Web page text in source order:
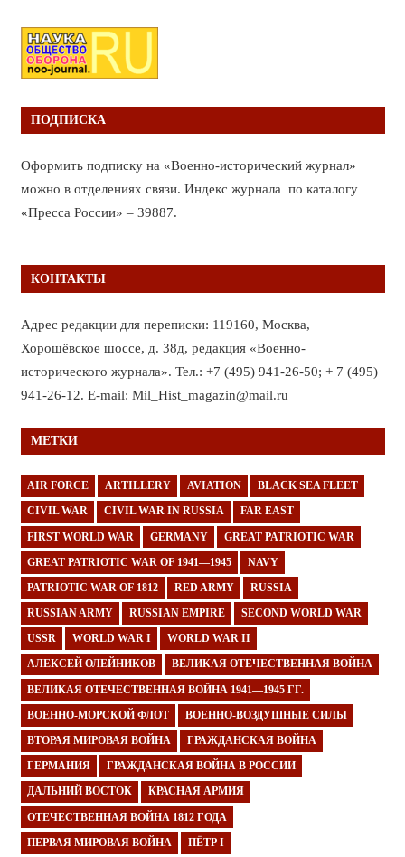
ПОДПИСКА
Оформить подписку на «Военно-исторический журнал»
можно в отделениях связи. Индекс журнала по каталогу
«Пресса России» – 39887.
КОНТАКТЫ
Адрес редакции для переписки: 119160, Москва,
Хорошёвское шоссе, д. 38д, редакция «Военно-
исторического журнала». Тел.: +7 (495) 941-26-50; + 7 (495)
941-26-12. E-mail: Mil_Hist_magazin@mail.ru
МЕТКИ
AIR FORCE ARTILLERY AVIATION BLACK SEA FLEET
CIVIL WAR CIVIL WAR IN RUSSIA FAR EAST
FIRST WORLD WAR GERMANY GREAT PATRIOTIC WAR
GREAT PATRIOTIC WAR OF 1941—1945 NAVY
PATRIOTIC WAR OF 1812 RED ARMY RUSSIA
RUSSIAN ARMY RUSSIAN EMPIRE SECOND WORLD WAR
USSR WORLD WAR I WORLD WAR II
АЛЕКСЕЙ ОЛЕЙНИКОВ ВЕЛИКАЯ ОТЕЧЕСТВЕННАЯ ВОЙНА
ВЕЛИКАЯ ОТЕЧЕСТВЕННАЯ ВОЙНА 1941—1945 ГГ.
ВОЕННО-МОРСКОЙ ФЛОТ ВОЕННО-ВОЗДУШНЫЕ СИЛЫ
ВТОРАЯ МИРОВАЯ ВОЙНА ГРАЖДАНСКАЯ ВОЙНА
ГЕРМАНИЯ ГРАЖДАНСКАЯ ВОЙНА В РОССИИ
ДАЛЬНИЙ ВОСТОК КРАСНАЯ АРМИЯ
ОТЕЧЕСТВЕННАЯ ВОЙНА 1812 ГОДА
ПЕРВАЯ МИРОВАЯ ВОЙНА ПЁТР I